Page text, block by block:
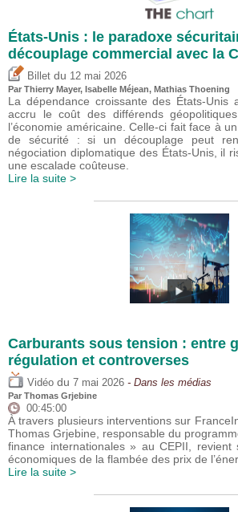
États-Unis : le paradoxe
découplage commercial avec la
Billet du 12 mai 2026
Par Thierry Mayer, Isabelle Méjean, Mathias Thoening
La dépendance croissante des États-Unis
accru le coût des différends
l’économie américaine. Celle-ci fait face à
de sécurité : si un découplage peut
négociation diplomatique des États-Unis, il
une escalade coûteuse.
Lire la suite >
Carburants sous tension : entre
régulation et controverses
Vidéo du 7 mai 2026 - Dans les médias
Par Thomas Grjebine
00:45:00
À travers plusieurs interventions sur
Thomas Grjebine, responsable du
finance internationales » au CEPII, revient
économiques de la flambée des prix de
Lire la suite >